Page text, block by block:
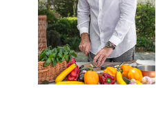
Trajes de baño Bordados
Camiseta de baño
Trajes de baño mágicos
Ver todo Trajes de baño
Pret-a-porter